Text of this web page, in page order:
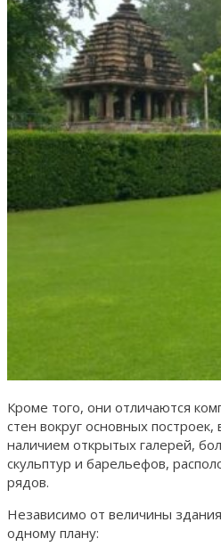
Кроме того, они отличаются
стен вокруг основных
наличием открытых галерей,
скульптур и барельефов,
рядов.
Независимо от величины
одному плану: